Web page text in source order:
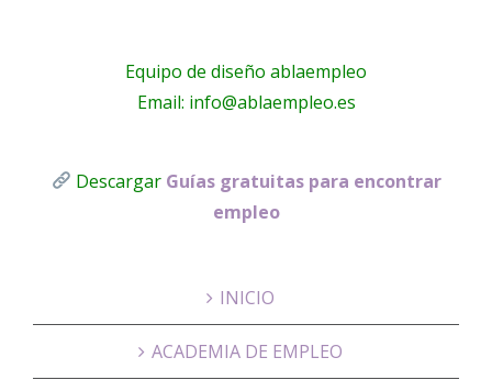
Equipo de diseño ablaempleo
Email: info@ablaempleo.es
Descargar Guías gratuitas para encontrar
empleo
INICIO
ACADEMIA DE EMPLEO